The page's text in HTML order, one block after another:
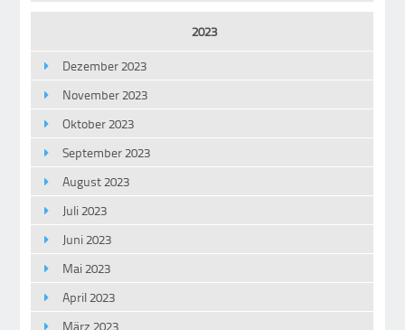
2023
Dezember 2023
November 2023
Oktober 2023
September 2023
August 2023
Juli 2023
Juni 2023
Mai 2023
April 2023
März 2023